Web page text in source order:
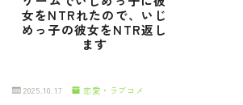
女をNTRれたので、いじ
めっ子の彼女をNTR返し
ます
2025.10.17 恋愛・ラブコメ